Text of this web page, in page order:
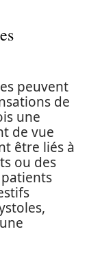
peuvent
de
une
de vue
être liés à
ou des